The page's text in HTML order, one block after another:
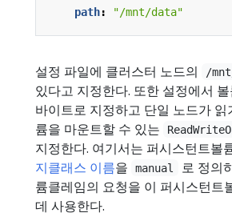
path: "/mnt/data"
설정 파일에 클러스터 노드의 /
있다고 지정한다. 또한 설정에서
바이트로 지정하고 단일 노드가
륨을 마운트할 수 있는
지정한다. 여기서는 퍼시스턴트볼
지클래스 이름을 manual
로 정의
륨클레임의 요청을 이 퍼시스턴트
데 사용한다.